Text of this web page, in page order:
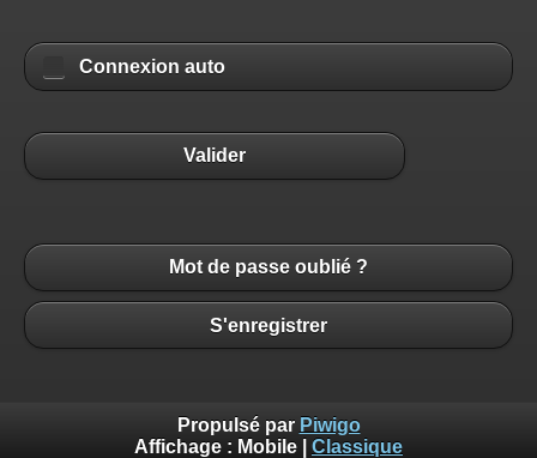
Connexion auto
Valider
Mot de passe oublié ?
S'enregistrer
Propulsé par Piwigo
Affichage : Mobile Classique